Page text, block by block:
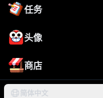
任务
头像
商店
简体中文